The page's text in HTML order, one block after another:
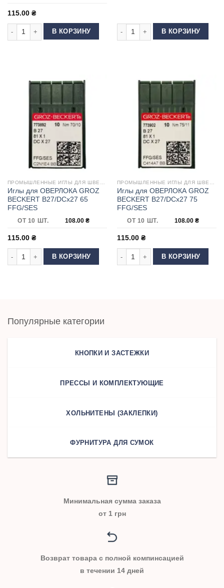
115.00 ₴
Количество товара Иглы для ОВЕРЛОКА GROZ BECKERT B27/DCx27 60
В КОРЗИНУ
Количество товара Иглы для
В КОРЗИНУ
Иглы для ОВЕРЛОКА GROZ
BECKERT B27/DCx27 65
FFG/SES
ОТ 10 ШТ. 108.00 ₴
115.00 ₴
Количество товара Иглы для ОВЕРЛОКА GROZ BECKERT B27/DCx27 65
В КОРЗИНУ
Иглы для ОВЕРЛОКА GROZ
BECKERT B27/DCx27 75
FFG/SES
ОТ 10 ШТ. 108.00 ₴
115.00 ₴
Количество товара Иглы для
В КОРЗИНУ
Популярные категории
КНОПКИ И ЗАСТЕЖКИ
ПРЕССЫ И КОМПЛЕКТУЮЩИЕ
ХОЛЬНИТЕНЫ (ЗАКЛЕПКИ)
ФУРНИТУРА ДЛЯ СУМОК
Минимальная сумма заказа
от 1 грн
Возврат товара с полной компинсацией
в течении 14 дней